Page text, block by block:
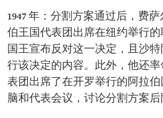
1947 年：分割方案通过后，费
伯王国代表团出席在纽约举行
国王宣布反对这一决定，且沙
行该决定的内容。此外，他还
表团出席了在开罗举行的阿拉
脑和代表会议，讨论分割方案后